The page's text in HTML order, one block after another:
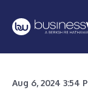
Aug 6, 2024 3:54